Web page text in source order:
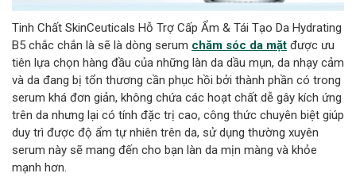
Tinh Chất SkinCeuticals Hỗ Trợ Cấp Ẩm & Tái Tạo Da Hydrating
B5 chắc chắn là sẽ là dòng serum chăm sóc da mặt được ưu
tiên lựa chọn hàng đầu của những làn da dầu mụn, da nhạy cảm
và da đang bị tổn thương cần phục hồi bởi thành phần có trong
serum khá đơn giản, không chứa các hoạt chất dễ gây kích ứng
trên da nhưng lại có tính đặc trị cao, công thức chuyên biệt giúp
duy trì được độ ẩm tự nhiên trên da, sử dụng thường xuyên
serum này sẽ mang đến cho bạn làn da mịn màng và khỏe
mạnh hơn.